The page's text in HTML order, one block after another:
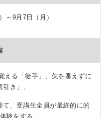
～9月7日（月）
える「徒手」、矢を番えずに
き」、
、受講生全員が最終的に的
験をする。